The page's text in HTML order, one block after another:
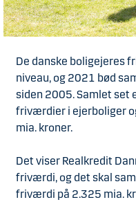
De danske boligejeres
niveau, og 2021 bød
siden 2005. Samlet set
friværdier i ejerboliger
mia. kroner.
Det viser Realkredit
friværdi, og det skal
friværdi på 2.325 mia.